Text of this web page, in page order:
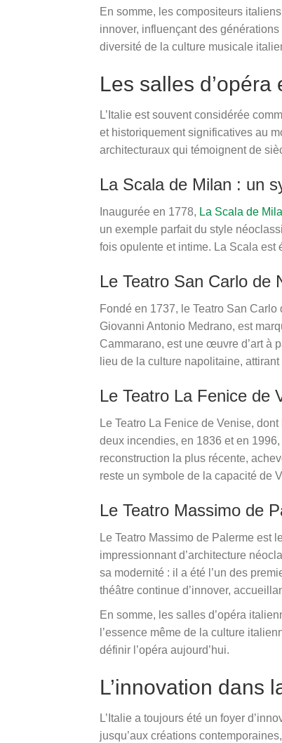
En somme, les compositeurs
innover, influençant des
diversité de la culture musicale
Les salles
L’Italie est souvent considérée
et historiquement significatives au
architecturaux qui témoignent de
La Scala de Milan : un
Inaugurée en 1778, La Scala de
un exemple parfait du style
fois opulente et intime. La Scala
Le Teatro San Carlo de
Fondé en 1737, le Teatro San Carlo
Giovanni Antonio Medrano, est
Cammarano, est une œuvre d’art à
lieu de la culture napolitaine,
Le Teatro La Fenice de
Le Teatro La Fenice de Venise,
deux incendies, en 1836 et en
reconstruction la plus récente,
reste un symbole de la capacité de
Le Teatro Massimo de
Le Teatro Massimo de Palerme est
impressionnant d’architecture
sa modernité : il a été l’un des
théâtre continue d’innover,
En somme, les salles d’opéra
l’essence même de la culture
définir l’opéra aujourd’hui.
L’innovation dans
L’Italie a toujours été un foyer
jusqu’aux créations